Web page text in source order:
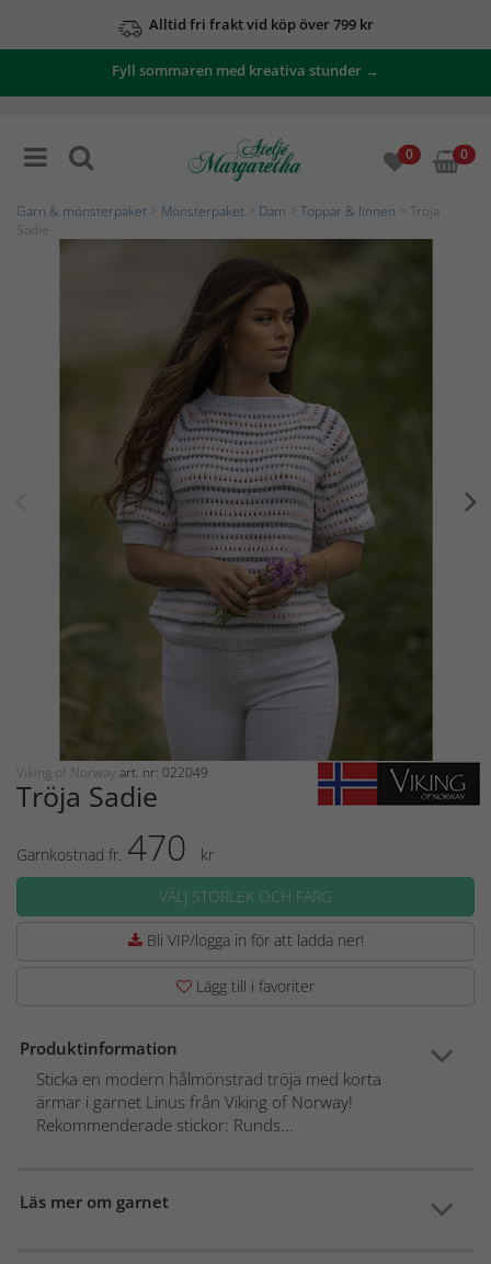
Alltid fri frakt vid köp över 799 kr
Fyll sommaren med kreativa stunder →
0 0
Garn & mönsterpaket Mönsterpaket Dam Toppar & linnen > Tröja
Sadie
Viking of Norway art. nr: 022049
Tröja Sadie
Garnkostnad fr. 470
kr
VÄLJ STORLEK OCH FÄRG
Bli VIP/logga in för att ladda ner!
Lägg till i favoriter
Produktinformation
Sticka en modern hålmönstrad tröja med korta
ärmar i garnet Linus från Viking of Norway!
Rekommenderade stickor: Runds...
Läs mer om garnet